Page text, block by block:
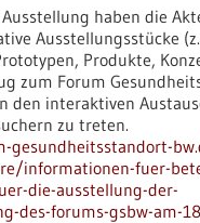
haben die
Ausstellungsstücke
Produkte,
zum Forum
den interaktiven
zu treten.
gesundheitsstandort-
informationen-fuer-
die-ausstellung-der-
des-forums-gsbw-am-